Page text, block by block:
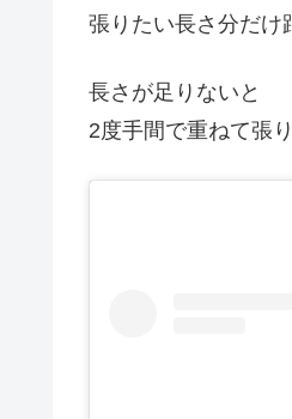
張りたい長さ分だけ
長さが足りないと
2度手間で重ねて張